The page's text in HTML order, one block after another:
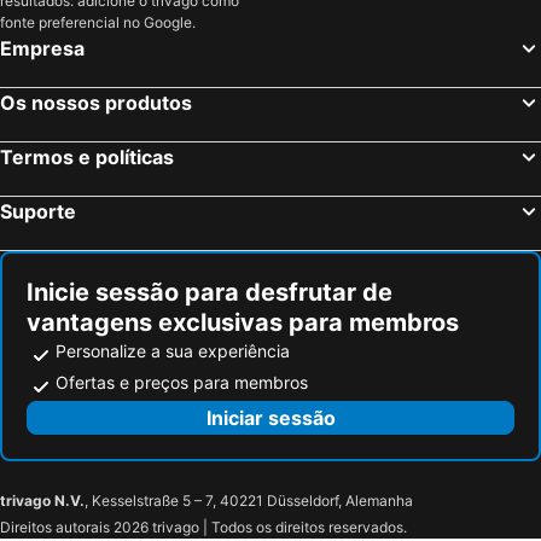
Sperlonga, Lazio Hotéis
Veneza, Veneto Hotéis
Palermo, Sicília Hotéis
Cagliari, Sardenha Hotéis
fonte preferencial no Google.
Empresa
Os nossos produtos
Termos e políticas
Suporte
Inicie sessão para desfrutar de
vantagens exclusivas para membros
Personalize a sua experiência
Ofertas e preços para membros
Iniciar sessão
trivago N.V., Kesselstraße 5 – 7, 40221 Düsseldorf, Alemanha
Direitos autorais 2026 trivago | Todos os direitos reservados.